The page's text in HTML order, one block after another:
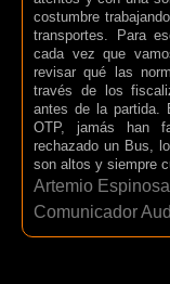
costumbre
transportes. Para
cada vez que
revisar qué las
través de los
antes de la partida.
OTP, jamás han
rechazado un Bus,
son altos y siempre
Artemio
Comunicador